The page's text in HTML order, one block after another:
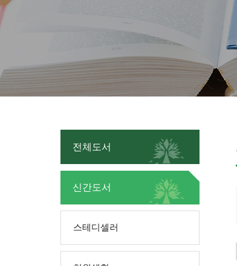
전체도서
신간도서
스테디셀러